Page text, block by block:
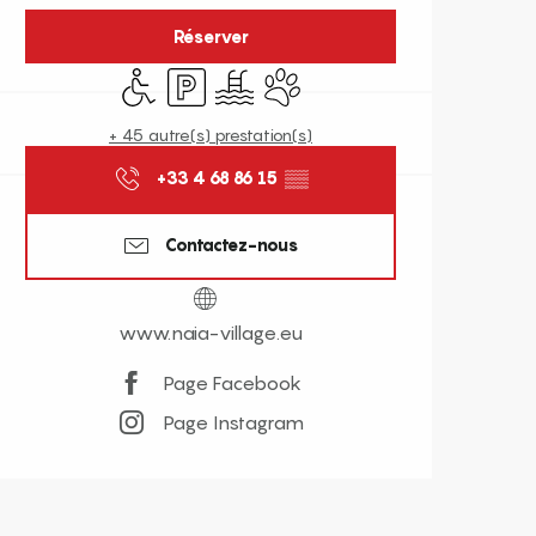
Réserver
Accès handicapés
Parking PiscineAnimaux acceptés
+ 45 autre(s) prestation(s)
+33 4 68 86 15 ▒▒
Contactez-nous
www.naia-village.eu
Page Facebook
Page Instagram